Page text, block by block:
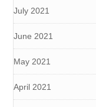
July 2021
June 2021
May 2021
April 2021